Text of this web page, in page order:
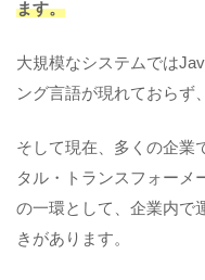
ます。
大規模なシステムでは
ング言語が現れておらず
そして現在、多くの企業
タル・トランスフォーメ
の一環として、企業内で
きがあります。